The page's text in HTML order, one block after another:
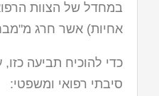
במחדל של הצוות
אחיות) אשר חרג
כדי להוכיח תביעה
סיבתי רפואי ומשפטי: